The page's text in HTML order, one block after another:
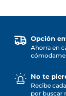
Opción
Ahorra en
No te
Recibe
por buscar